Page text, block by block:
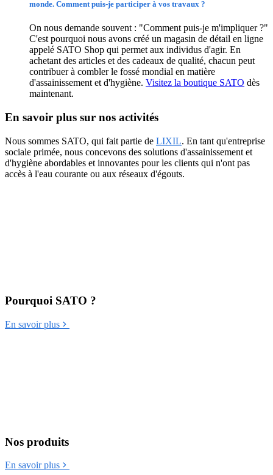
monde. Comment puis-je participer à vos travaux ?
On nous demande souvent : "Comment puis-je m'impliquer ?"
C'est pourquoi nous avons créé un magasin de détail en ligne
appelé SATO Shop qui permet aux individus d'agir. En
achetant des articles et des cadeaux de qualité, chacun peut
contribuer à combler le fossé mondial en matière
d'assainissement et d'hygiène. Visitez la boutique SATO dès
maintenant.
En savoir plus sur nos activités
Nous sommes SATO, qui fait partie de LIXIL. En tant qu'entreprise
sociale primée, nous concevons des solutions d'assainissement et
d'hygiène abordables et innovantes pour les clients qui n'ont pas
accès à l'eau courante ou aux réseaux d'égouts.
Pourquoi SATO ?
En savoir plus
Nos produits
En savoir plus